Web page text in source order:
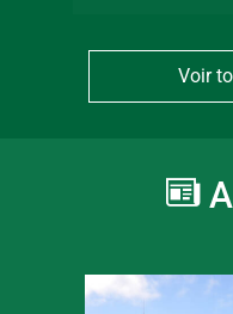
Voir